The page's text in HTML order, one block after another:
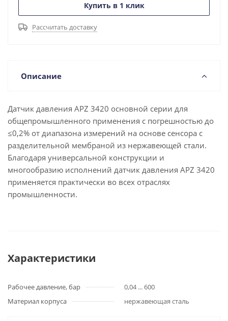
Купить в 1 клик
Рассчитать доставку
Описание
Датчик давления APZ 3420 основной серии для
общепромышленного применения с погрешностью до
≤0,2% от диапазона измерений на основе сенсора с
разделительной мембраной из нержавеющей стали.
Благодаря универсальной конструкции и
многообразию исполнений датчик давления APZ 3420
применяется практически во всех отраслях
промышленности.
Характеристики
Рабочее давление, бар
0,04 ... 600
Материал корпуса
нержавеющая сталь